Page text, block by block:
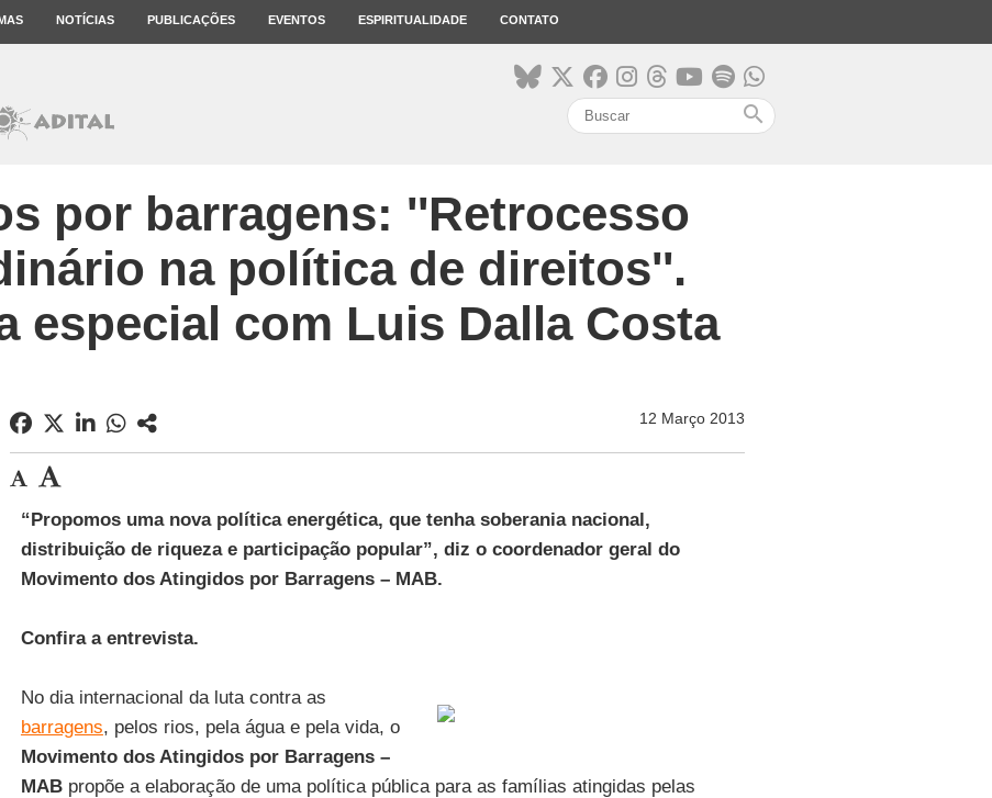
NOTÍCIAS PUBLICAÇÕES EVENTOS ESPIRITUALIDADE CONTATO
search
por barragens: ''Retrocesso
na política de direitos''.
especial com Luis Dalla Costa
12 Março 2013
“Propomos uma nova política energética, que tenha soberania nacional,
distribuição de riqueza e participação popular”, diz o coordenador geral do
Movimento dos Atingidos por Barragens – MAB.
Confira a entrevista.
No dia internacional da luta contra as
barragens, pelos rios, pela água e pela vida, o
Movimento dos Atingidos por Barragens –
MABpropõe a elaboração de uma política pública para as famílias atingidas pelas